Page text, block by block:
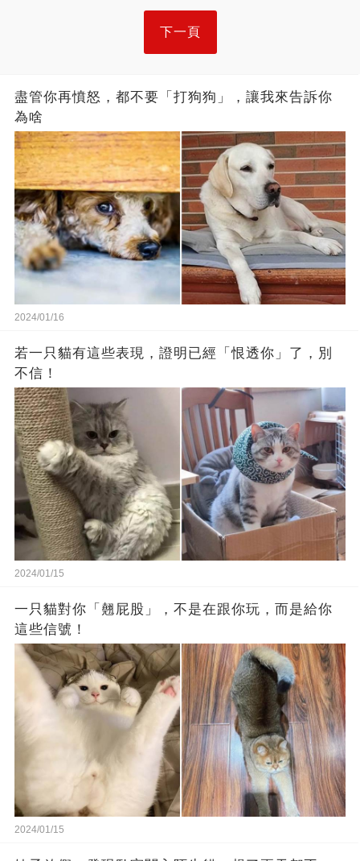
下一頁
盡管你再憤怒，都不要「打狗狗」，讓我來告訴你
為啥
2024/01/16
若一只貓有這些表現，證明已經「恨透你」了，別
不信！
2024/01/15
一只貓對你「翹屁股」，不是在跟你玩，而是給你
這些信號！
2024/01/15